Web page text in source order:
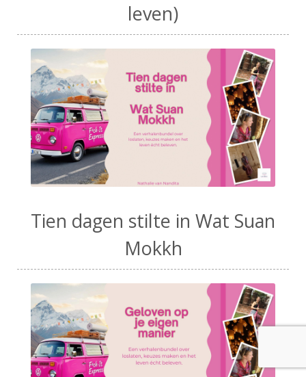
leven)
Tien dagen stilte in Wat Suan
Mokkh